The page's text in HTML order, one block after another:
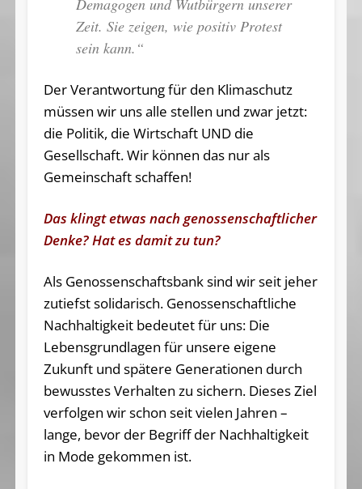
Zeit. Sie zeigen, wie positiv Protest
sein kann.“
Der Verantwortung für den Klimaschutz
müssen wir uns alle stellen und zwar jetzt:
die Politik, die Wirtschaft UND die
Gesellschaft. Wir können das nur als
Gemeinschaft schaffen!
Das klingt etwas nach genossenschaftlicher
Denke? Hat es damit zu tun?
Als Genossenschaftsbank sind wir seit jeher
zutiefst solidarisch. Genossenschaftliche
Nachhaltigkeit bedeutet für uns: Die
Lebensgrundlagen für unsere eigene
Zukunft und spätere Generationen durch
bewusstes Verhalten zu sichern. Dieses Ziel
verfolgen wir schon seit vielen Jahren –
lange, bevor der Begriff der Nachhaltigkeit
in Mode gekommen ist.